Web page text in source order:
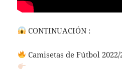
CONTINUACIÓN :
Camisetas de Fútbol 2022/